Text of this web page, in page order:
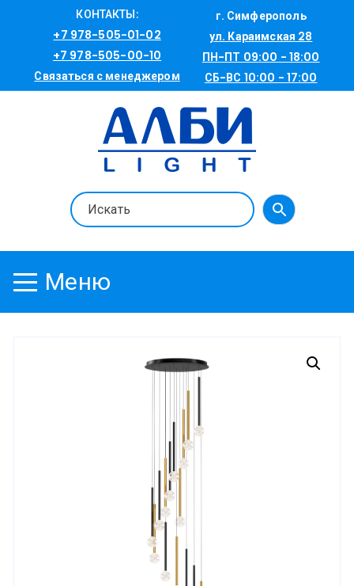
КОНТАКТЫ:
+7 978-505-01-02
+7 978-505-00-10
Связаться с менеджером
г. Симферополь
ул. Караимская 28
ПН-ПТ 09:00 - 18:00
СБ-ВС 10:00 - 17:00
Меню